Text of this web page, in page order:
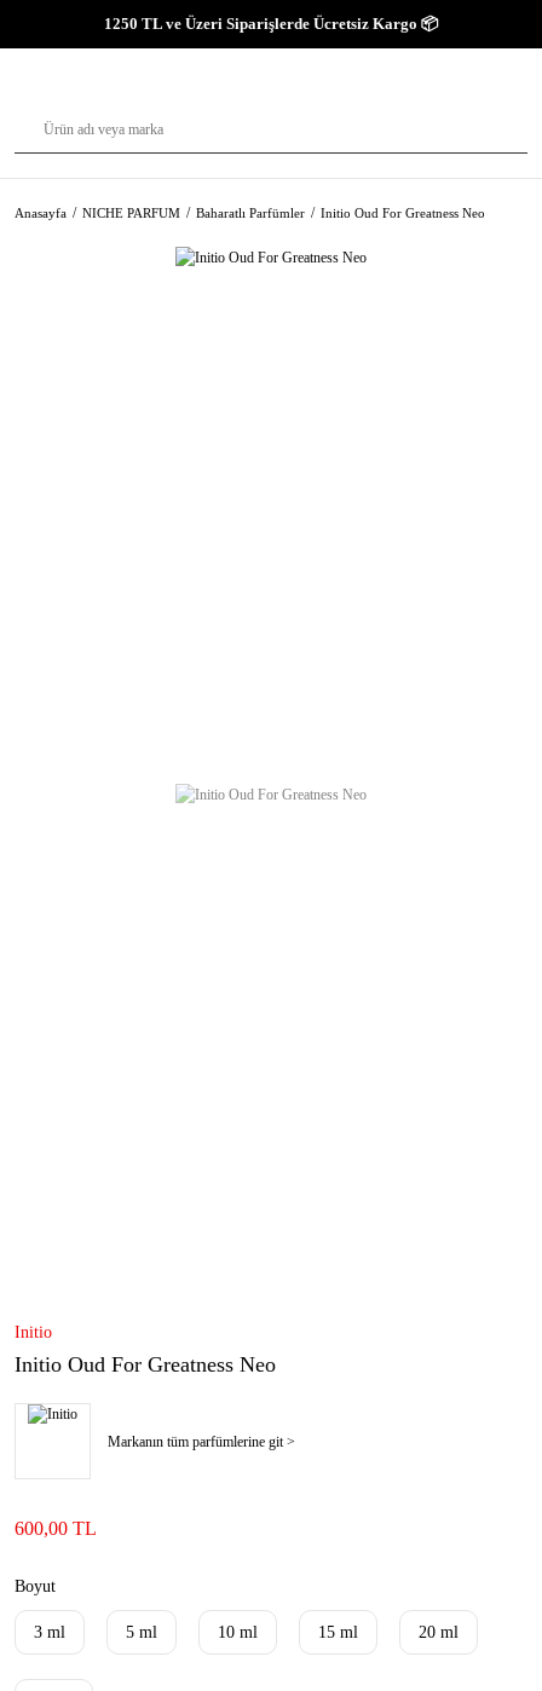
1250 TL ve Üzeri Siparişlerde Ücretsiz Kargo 📦
Anasayfa NICHE PARFUM Baharatlı Parfümler Initio Oud For Greatness Neo
Initio
Initio Oud For Greatness Neo
Markanın tüm parfümlerine git >
600,00 TL
Boyut
3 ml 5 ml 10 ml 15 ml 20 ml